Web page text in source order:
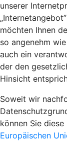
unserer
möchten Ihnen
so angenehm
auch ein
der den
Hinsicht
Soweit wir
können Sie
Europäischen